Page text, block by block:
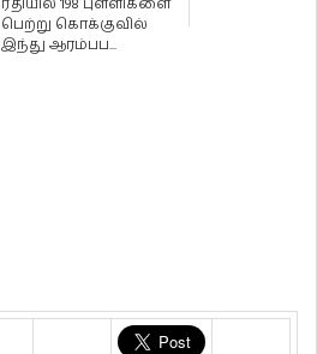
ரீதியில் 198 புள்ளிகளை
பெற்று கொக்குவில்
இந்து ஆரம்பப...